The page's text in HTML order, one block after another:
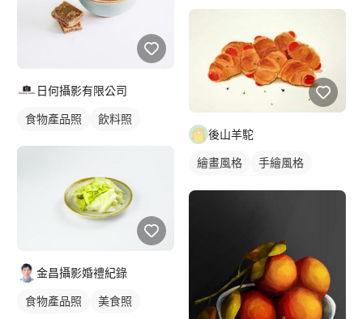
日何攝影有限公司
食物產品照 飲料照
金昌攝影婚禮紀錄
食物產品照
美食照
後山羊駝
繪畫風格
手繪風格